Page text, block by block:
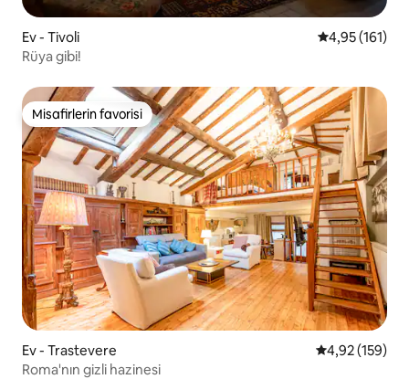
Ev - Tivoli 5 üzerinden
4,95 (161)
Rüya gibi!
Misafirlerin favorisi
Misafirlerin favorisi
Ev - Trastevere 5 üzerinden
4,92 (159)
Roma'nın gizli hazinesi